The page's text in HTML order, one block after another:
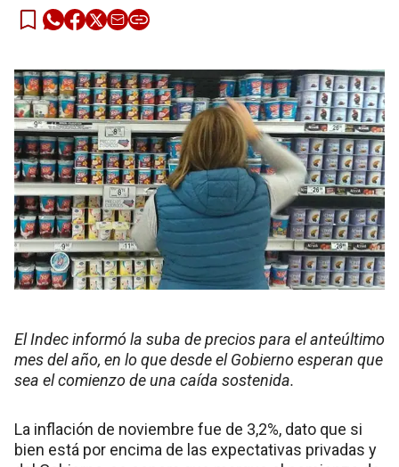
El Indec informó la suba de precios para el anteúltimo
mes del año, en lo que desde el Gobierno esperan que
sea el comienzo de una caída sostenida.
La inflación de noviembre fue de 3,2%, dato que si
bien está por encima de las expectativas privadas y